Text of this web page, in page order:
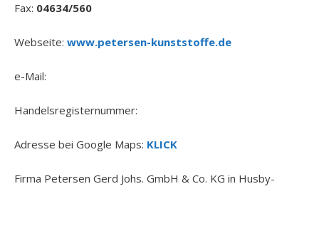
Fax: 04634/560
Webseite: www.petersen-kunststoffe.de
e-Mail:
Handelsregisternummer:
Adresse bei Google Maps: KLICK
Firma Petersen Gerd Johs. GmbH & Co. KG in Husby-